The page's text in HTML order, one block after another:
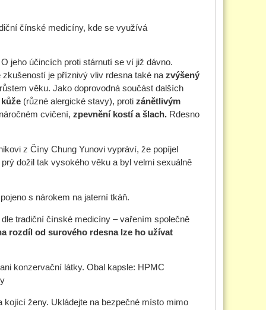
čínské medicíny, kde se využívá
jeho účincích proti stárnutí se ví již dávno.
je příznivý vliv rdesna také nazvýšený
věku. Jako doprovodná součást dalších
(různé alergické stavy), proti zánětlivým
cvičení, zpevnění kostí a šlach. Rdesno
z Číny Chung Yunovi vypráví, že popíjel
dožil tak vysokého věku a byl velmi sexuálně
s nárokem na jaterní tkáň.
tradiční čínské medicíny – vařením společně
rozdíl od surového rdesna lze ho užívat
konzervační látky. Obal kapsle: HPMC
ženy. Ukládejte na bezpečné místo mimo